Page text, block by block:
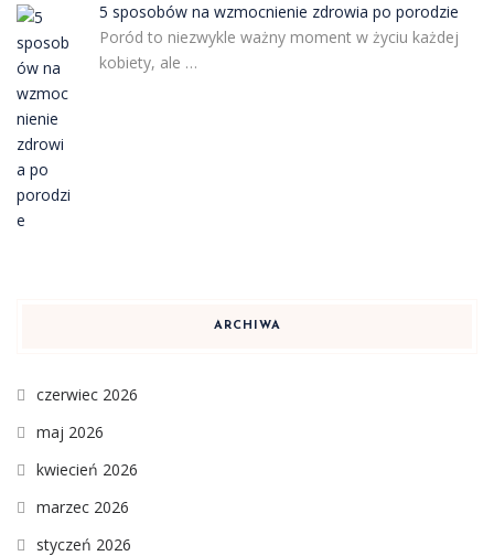
5 sposobów na wzmocnienie zdrowia po porodzie
Poród to niezwykle ważny moment w życiu każdej
kobiety, ale …
ARCHIWA
czerwiec 2026
maj 2026
kwiecień 2026
marzec 2026
styczeń 2026